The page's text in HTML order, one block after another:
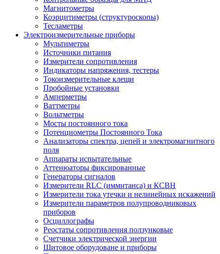
Магнитометры
Коэрцитиметры (структуроскопы)
Тесламетры
Электроизмерительные приборы
Мультиметры
Источники питания
Измерители сопротивления
Индикаторы напряжения, тестеры
Токоизмерительные клещи
Пробойные установки
Амперметры
Ваттметры
Вольтметры
Мосты постоянного тока
Потенциометры Постоянного Тока
Анализаторы спектра, цепей и электромагнитного
поля
Аппараты испытательные
Аттенюаторы фиксированные
Генераторы сигналов
Измерители RLC (иммитанса) и КСВН
Измерители тока утечки и нелинейных искажений
Измерители параметров полупроводниковых
приборов
Осциллографы
Реостаты сопротивления ползунковые
Счетчики электрической энергии
Щитовое оборудоване и приборы